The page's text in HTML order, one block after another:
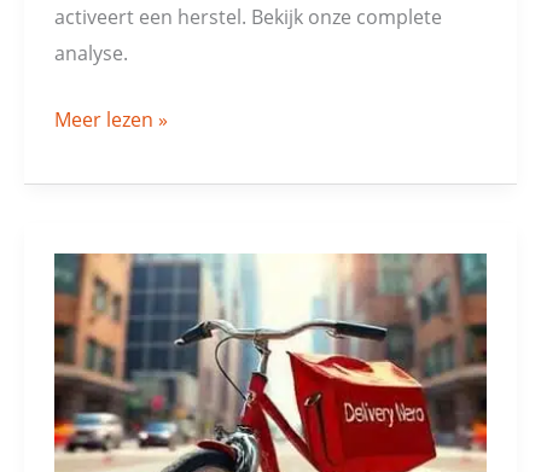
activeert een herstel. Bekijk onze complete
analyse.
Meer lezen »
Delivery
Hero:
dubbele
bodem